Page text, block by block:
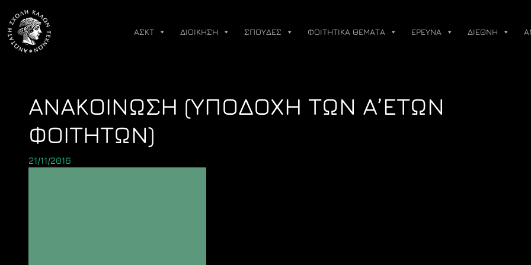
content
ΑΣΚΤ ΔΙΟΙΚΗΣΗ ΣΠΟΥΔΕΣ ΦΟΙΤΗΤΙΚΑ ΘΕΜΑΤΑ ΕΡΕΥΝΑ ΔΙΕΘΝΗ
ΑΝΑΚΟΙΝΩΣΗ (ΥΠΟΔΟΧΗ ΤΩΝ Α’ΕΤΩΝ
ΦΟΙΤΗΤΩΝ)
21/11/2016